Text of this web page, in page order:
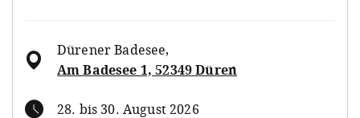
Dürener Badesee,
Am Badesee 1, 52349 Düren
28. bis 30. August 2026